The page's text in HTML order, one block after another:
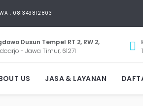
: 081343812803
Dusun Tempel RT 2, RW 2,
- Jawa Timur, 61271
US JASA & LAYANAN